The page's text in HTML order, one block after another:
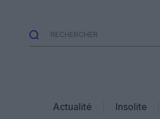
Actualité Insolite